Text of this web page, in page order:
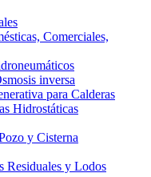
Comerciales,
inversa
para Calderas
Hidrostáticas
y Cisterna
Residuales y Lodos